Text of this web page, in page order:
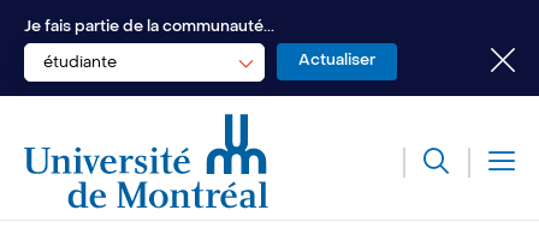
Je fais partie de la communauté...
étudiante